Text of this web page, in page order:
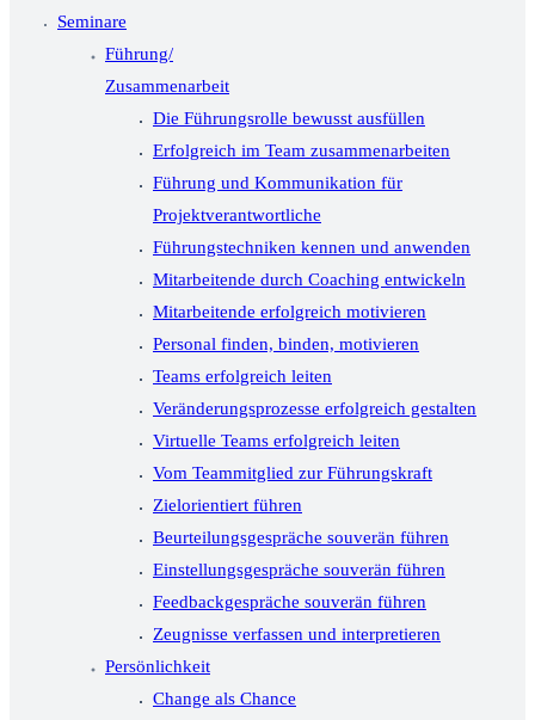
Seminare
Führung/
Zusammenarbeit
Die Führungsrolle bewusst ausfüllen
Erfolgreich im Team zusammenarbeiten
Führung und Kommunikation für
Projektverantwortliche
Führungstechniken kennen und anwenden
Mitarbeitende durch Coaching entwickeln
Mitarbeitende erfolgreich motivieren
Personal finden, binden, motivieren
Teams erfolgreich leiten
Veränderungsprozesse erfolgreich gestalten
Virtuelle Teams erfolgreich leiten
Vom Teammitglied zur Führungskraft
Zielorientiert führen
Beurteilungsgespräche souverän führen
Einstellungsgespräche souverän führen
Feedbackgespräche souverän führen
Zeugnisse verfassen und interpretieren
Persönlichkeit
Change als Chance